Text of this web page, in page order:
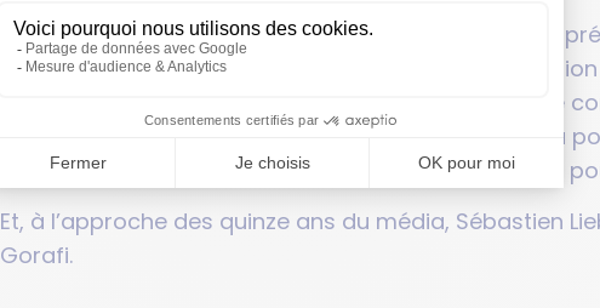
Le site du Gorafi naît en 2012 pendant la campagne
sketchs de Pierre Dac, des Nuls et inspiré de la
plus que sur l’outrance. Pour son fondateur, la satire
un coup de poing qui part de bas en haut. Elle est là
cause la manière dont on est dirigé et interroger les
Et, à l’approche des quinze ans du média, Sébastien
Gorafi.